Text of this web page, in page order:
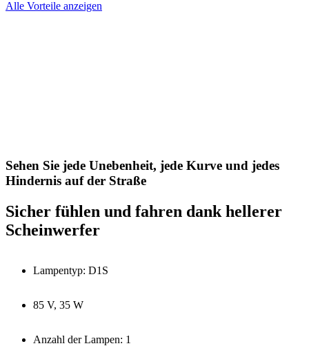
Alle Vorteile anzeigen
Sehen Sie jede Unebenheit, jede Kurve und jedes
Hindernis auf der Straße
Sicher fühlen und fahren dank hellerer
Scheinwerfer
Lampentyp: D1S
85 V, 35 W
Anzahl der Lampen: 1